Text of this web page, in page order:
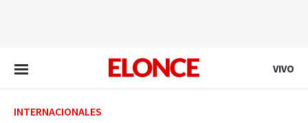
VIVO
INTERNACIONALES